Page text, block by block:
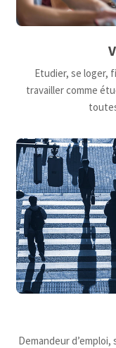
Etudier, se loger,
travailler comme
Demandeur